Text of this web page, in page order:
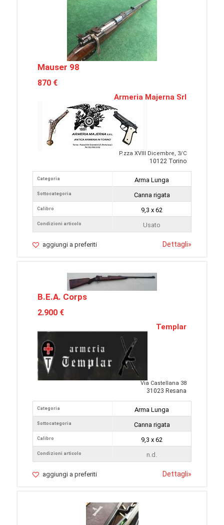
Mauser 98
870 €
Armeria Majerna Srl
P.zza XVIII Dicembre, 3/C
10122 Torino
Categoria
Sottocategoria
Calibro
Condizioni articolo
Arma Lunga
Canna rigata
9,3 x 62
Usato
aggiungi a preferiti Dettagli»
B.E.A. Corps
2.900 €
Templar
Via Castellana 38
31023 Resana
Categoria
Sottocategoria
Calibro
Condizioni articolo
Arma Lunga
Canna rigata
9,3 x 62
n.d.
aggiungi a preferiti Dettagli»